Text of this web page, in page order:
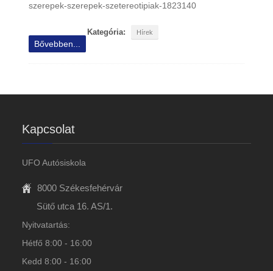
szerepek-szerepek-szetereotipiak-1823140
Kategória: Hírek
Bővebben...
Kapcsolat
UFO Autósiskola
8000 Székesfehérvár
Sütő utca 16. AS/1.
Nyitvatartás:
Hétfő 8:00 - 16:00
Kedd 8:00 - 16:00